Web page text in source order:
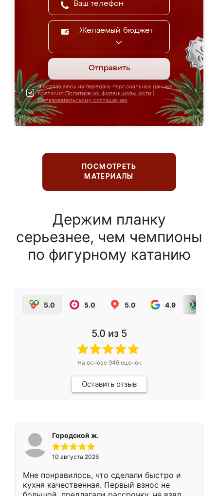
Желаемый бюджет
Отправить
Я соглашаюсь на передачу персональных данных
согласно Политике конфиденциальности
Пользовательскому соглашению
ПОСМОТРЕТЬ
МАТЕРИАЛЫ
Держим планку
серьезнее, чем чемпионы
по фигурному катанию
5.0 5.0 5.0 4.9
5.0 из 5
На основе 946оценок
Оставить отзыв
Городской ж.
10 августа 2026
Мне понравилось, что сделали быстро и
кухня качественная. Первый взнос не